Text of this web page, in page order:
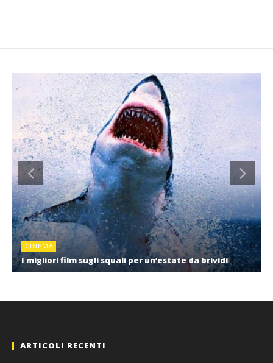
CINEMA
I migliori film sugli squali per un’estate da brividi
ARTICOLI RECENTI